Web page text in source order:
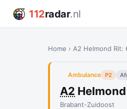
112radar.nl
Home › A2 Helmond Rit:
Ambulance P2
A2
Brabant-Zuidoost